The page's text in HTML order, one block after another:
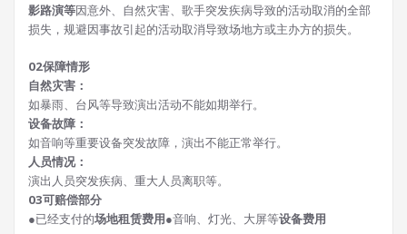
影路演等因意外、自然灾害、歌手突发疾病导致的活动取消的全部
损失，规避因事故引起的活动取消导致场地方或主办方的损失。
02保障情形
自然灾害：
如暴雨、台风等导致演出活动不能如期举行。
设备故障：
如音响等重要设备突发故障，演出不能正常举行。
人员情况：
演出人员突发疾病、重大人员离职等。
03可赔偿部分
●已经支付的场地租赁费用●音响、灯光、大屏等设备费用